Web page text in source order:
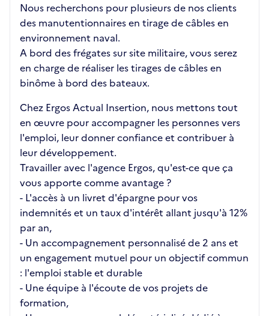
Nous recherchons pour plusieurs de nos clients
des manutentionnaires en tirage de câbles en
environnement naval.
A bord des frégates sur site militaire, vous serez
en charge de réaliser les tirages de câbles en
binôme à bord des bateaux.
Chez Ergos Actual Insertion, nous mettons tout
en œuvre pour accompagner les personnes vers
l'emploi, leur donner confiance et contribuer à
leur développement.
Travailler avec l'agence Ergos, qu'est-ce que ça
vous apporte comme avantage ?
- L'accès à un livret d'épargne pour vos
indemnités et un taux d'intérêt allant jusqu'à 12%
par an,
- Un accompagnement personnalisé de 2 ans et
un engagement mutuel pour un objectif commun
: l'emploi stable et durable
- Une équipe à l'écoute de vos projets de
formation,